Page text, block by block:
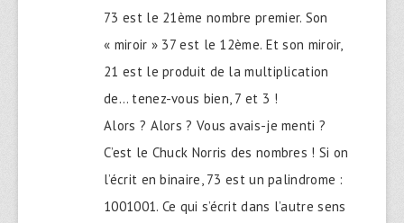
73 est le 21ème nombre premier. Son
« miroir » 37 est le 12ème. Et son miroir,
21 est le produit de la multiplication
de… tenez-vous bien, 7 et 3 !
Alors ? Alors ? Vous avais-je menti ?
C’est le Chuck Norris des nombres ! Si on
l’écrit en binaire, 73 est un palindrome :
1001001. Ce qui s’écrit dans l’autre sens